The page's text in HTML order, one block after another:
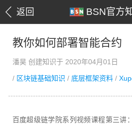
返回 BSN官方
教你如何部署智能合约
潘昊 创建知识于 2020年04月01日
/ 区块链基础知识 / 底层框架资料/
百度超级链学院系列视频课程第三讲